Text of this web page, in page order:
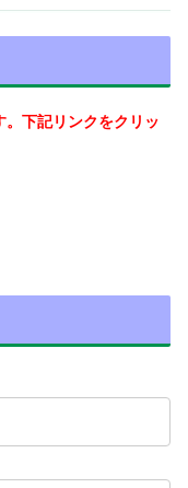
下記リンクをクリッ